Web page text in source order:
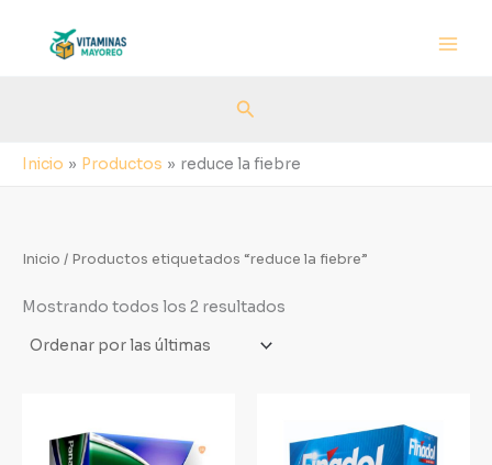
contenido
Buscar
Inicio Productos reduce la fiebre
Inicio / Productos etiquetados “reduce la fiebre”
Mostrando todos los 2 resultados